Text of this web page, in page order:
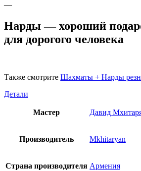
—
Нарды — хороший
для дорогого человека
Также смотрите Шахматы + Нарды
Детали
Мастер Давид
Производитель Mkhitaryan
Страна производителя Армения